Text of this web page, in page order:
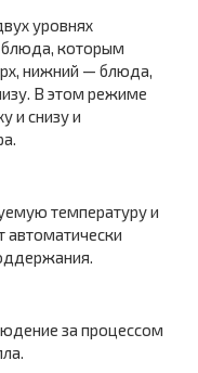
уровнях
которым
нижний — блюда,
В этом режиме
и снизу и
температуру и
автоматически
за процессом